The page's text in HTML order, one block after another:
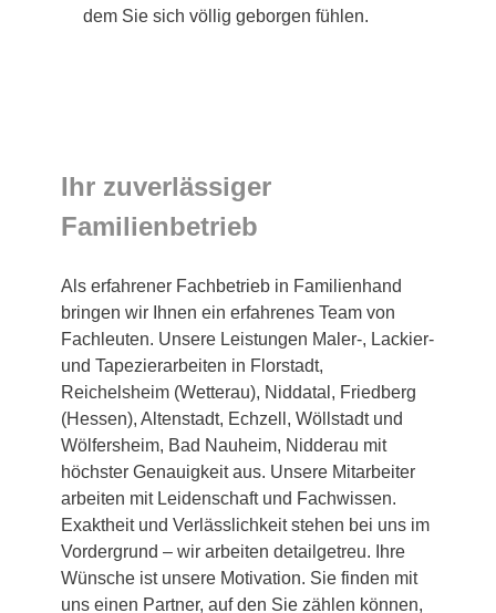
dem Sie sich völlig geborgen fühlen.
Ihr zuverlässiger
Familienbetrieb
Als erfahrener Fachbetrieb in Familienhand
bringen wir Ihnen ein erfahrenes Team von
Fachleuten. Unsere Leistungen Maler-, Lackier-
und Tapezierarbeiten in Florstadt,
Reichelsheim (Wetterau), Niddatal, Friedberg
(Hessen), Altenstadt, Echzell, Wöllstadt und
Wölfersheim, Bad Nauheim, Nidderau mit
höchster Genauigkeit aus. Unsere Mitarbeiter
arbeiten mit Leidenschaft und Fachwissen.
Exaktheit und Verlässlichkeit stehen bei uns im
Vordergrund – wir arbeiten detailgetreu. Ihre
Wünsche ist unsere Motivation. Sie finden mit
uns einen Partner, auf den Sie zählen können,